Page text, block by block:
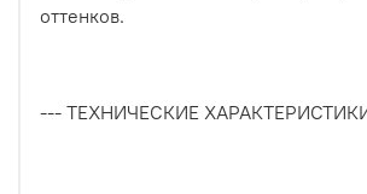
оттенков.
--- ТЕХНИЧЕСКИЕ